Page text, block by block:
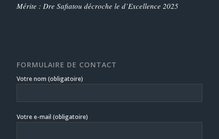
Mérite : Dre Safiatou décroche le d’Excellence 2025
FORMULAIRE DE CONTACT
Votre nom (obligatoire)
Votre e-mail (obligatoire)